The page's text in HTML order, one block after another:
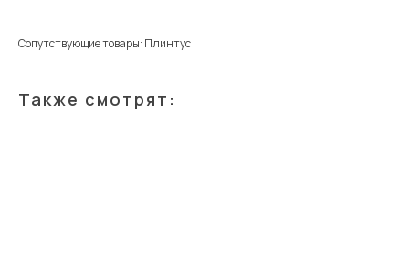
Сопутствующие товары: Плинтус
Также смотрят: